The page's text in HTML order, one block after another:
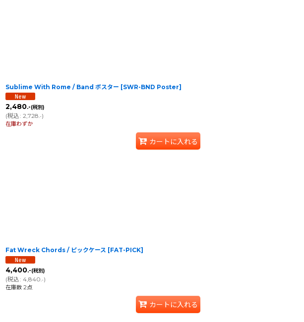
Sublime With Rome / Band ポスター [SWR-BND Poster]
2,480.-(税別)
(税込: 2,728.-)
在庫わずか
カートに入れる
Fat Wreck Chords / ピックケース [FAT-PICK]
4,400.-(税別)
(税込: 4,840.-)
在庫数 2点
カートに入れる